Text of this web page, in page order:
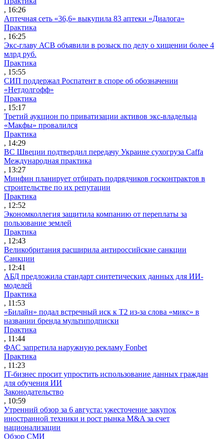
, 16:26
Аптечная сеть «36,6» выкупила 83 аптеки «Диалога»
Практика
, 16:25
Экс-главу АСВ объявили в розыск по делу о хищении более 4
млрд руб.
Практика
, 15:55
СИП поддержал Роспатент в споре об обозначении
«Нетдолгофф»
Практика
, 15:17
Третий аукцион по приватизации активов экс-владельца
«Макфы» провалился
Практика
, 14:29
ВС Швеции подтвердил передачу Украине сухогруза Caffa
Международная практика
, 13:27
Минфин планирует отбирать подрядчиков госконтрактов в
строительстве по их репутации
Практика
, 12:52
Экономколлегия защитила компанию от переплаты за
пользование землей
Практика
, 12:43
Великобритания расширила антироссийские санкции
Санкции
, 12:41
АБД предложила стандарт синтетических данных для ИИ-
моделей
Практика
, 11:53
«Билайн» подал встречный иск к Т2 из-за слова «микс» в
названии бренда мультиподписки
Практика
, 11:44
ФАС запретила наружную рекламу Fonbet
Практика
, 11:23
IT-бизнес просит упростить использование данных граждан
для обучения ИИ
Законодательство
, 10:59
Утренний обзор за 6 августа: ужесточение закупок
иностранной техники и рост рынка M&A за счет
национализации
Обзор СМИ